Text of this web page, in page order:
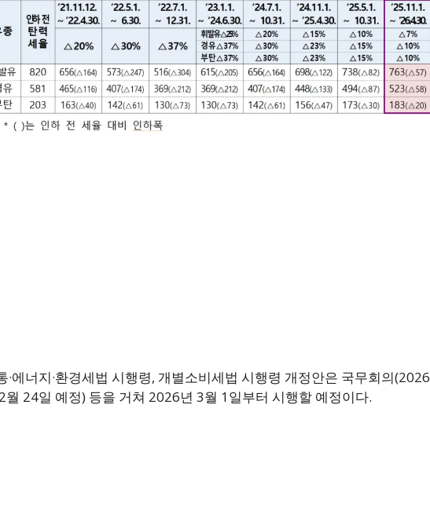
·에너지·환경세법 시행령, 개별소비세법 시행령 개정안은 국무회의(2026
월 24일 예정) 등을 거쳐 2026년 3월 1일부터 시행할 예정이다.